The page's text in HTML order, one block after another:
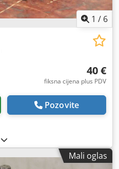
1 / 6
40 €
fiksna cijena plus PDV
Pozovite
Mali oglas